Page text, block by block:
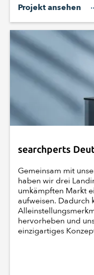
Projekt ansehen
searchperts
Gemeinsam mit
haben wir drei
umkämpften Markt
aufweisen. Dadurch
hervorheben und
einzigartiges